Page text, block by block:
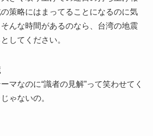
策略にはまってることになるのに気
んな時間があるのなら、台湾の地震
してください。
マなのに“識者の見解”って笑わせてく
ゃないの。